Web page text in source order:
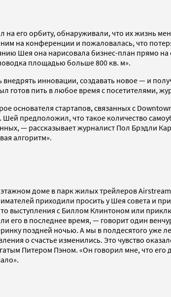
его орбиту, обнаруживали, что их жизнь
на конференции и пожаловалась, что
Шея она нарисовала бизнес-план прямо
площадью больше 800 кв. м».
инновации, создавать новое — и
пить в любое время с посетителями,
основателя стартапов, связанных с
предположил, что такое количество
— рассказывает журналист Пол Брэдли
алгоритм».
доме в парк жилых трейлеров
приходили просить у Шея совета и
с Биллом Клинтоном или
его в последнее время, — говорит один
поздней ночью. А мы в полдесятого уже
о счастье изменились. Это чувство
Питером Пэном. «Он говорил мне, что его